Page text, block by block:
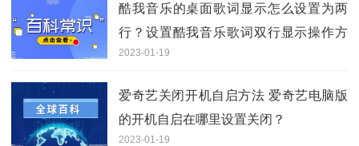
酷我音乐的桌面歌词显示怎么设置为两
行？设置酷我音乐歌词双行显示操作方
法
2023-01-19
爱奇艺关闭开机自启方法 爱奇艺电脑版
的开机自启在哪里设置关闭？
2023-01-19